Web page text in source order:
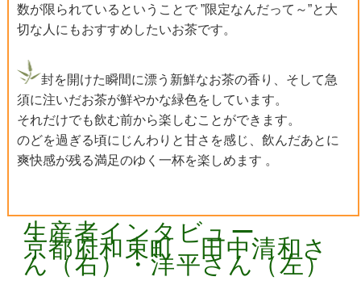
数が限られているということで ”限定なんだって～”と大
切な人にもおすすめしたいお茶です。
封を開けた瞬間に漂う新鮮なお茶の香り、そして急
須に注いだお茶が鮮やかな緑色をしています。
それだけでも飲む前から楽しむことができます。
のどを過ぎる頃にじんわりと甘さを感じ、飲んだあとに
爽快感が残る満足のゆく一杯を楽しめます 。
生産者インタビュー
京都府和束町 田中清和さ
ん（右）・洋平さん（左）